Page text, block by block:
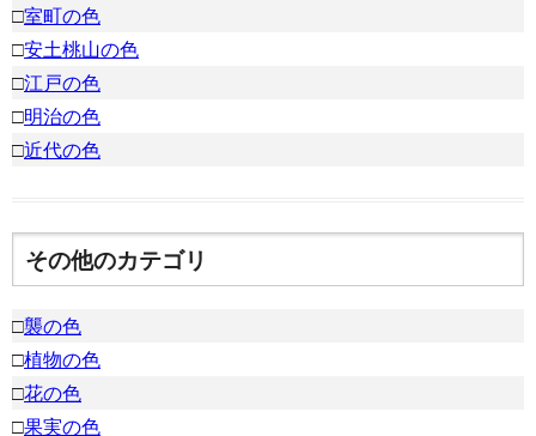
□室町の色
□安土桃山の色
□江戸の色
□明治の色
□近代の色
その他のカテゴリ
□襲の色
□植物の色
□花の色
□果実の色